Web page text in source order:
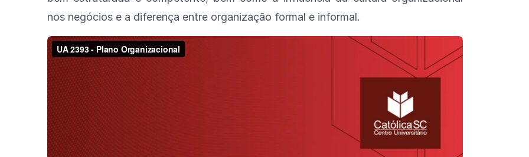
nos negócios e a diferença entre organização formal e informal.